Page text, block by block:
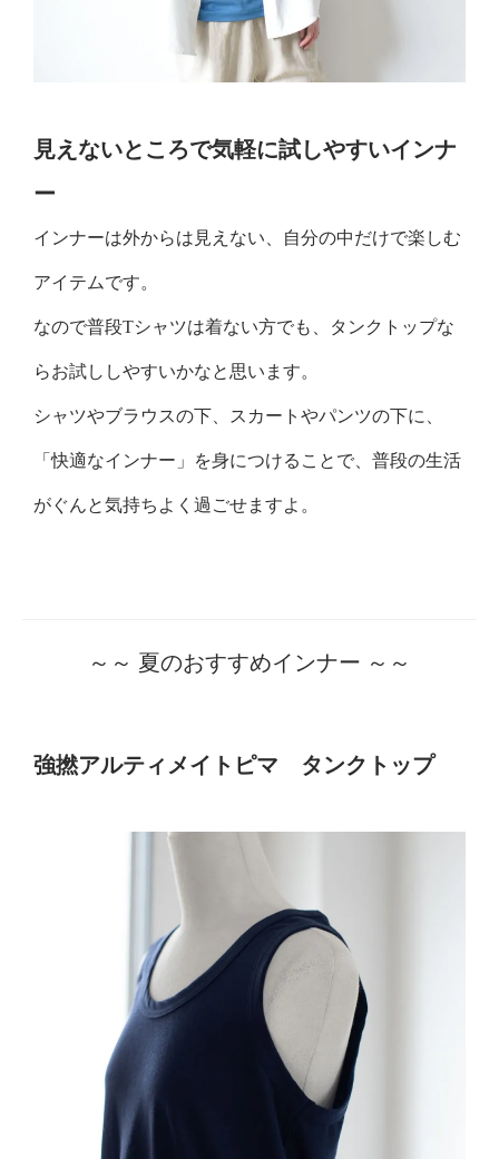
見えないところで気軽に試しやすいインナ
ー
インナーは外からは見えない、自分の中だけで楽しむ
アイテムです。
なので普段Tシャツは着ない方でも、タンクトップな
らお試ししやすいかなと思います。
シャツやブラウスの下、スカートやパンツの下に、
「快適なインナー」を身につけることで、普段の生活
がぐんと気持ちよく過ごせますよ。
～～ 夏のおすすめインナー ～～
強撚アルティメイトピマ タンクトップ